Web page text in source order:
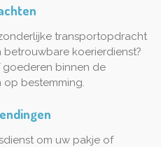
transportopdracht
koerierdienst?
binnen de
op bestemming.
om uw pakje of